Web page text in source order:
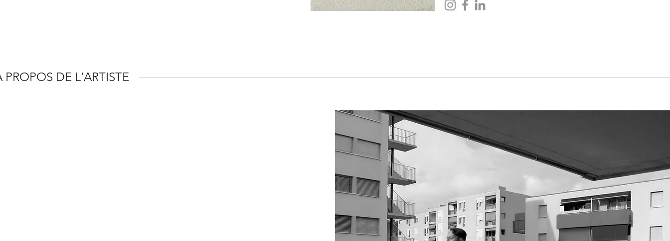
PROPOS DE L'ARTISTE